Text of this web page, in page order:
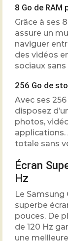
8 Go de RAM
Grâce à ses
assure un
naviguer
des vidéos
sociaux
256 Go de
Avec ses
disposez
photos,
applications.
totale sans
Écran
Hz
Le Samsung
superbe
pouces. De
de 120 Hz
une